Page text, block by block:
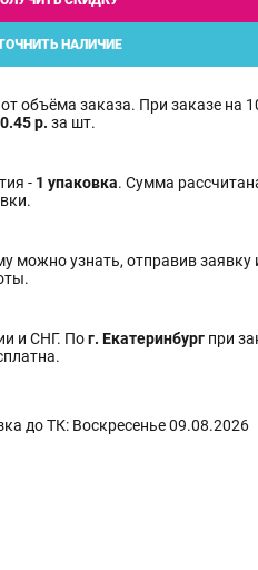
НАЛИЧИЕ
от объёма заказа. При заказе на
р. за шт.
- 1 упаковка. Сумма
можно узнать, отправив заявку
и СНГ. Пог. Екатеринбург при
до ТК: Воскресенье 09.08.2026